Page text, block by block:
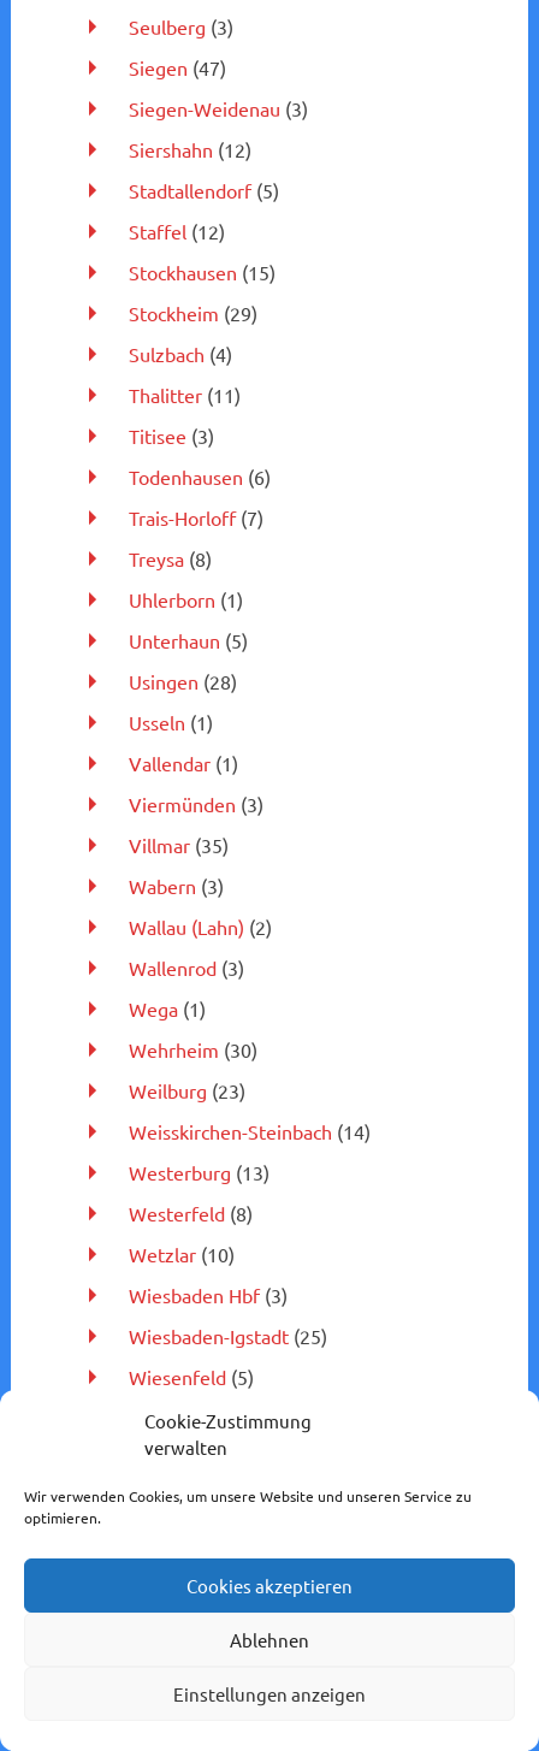
Cookie-Zustimmung
verwalten
Wir verwenden Cookies, um unsere Website und unseren Service zu
optimieren.
Cookies akzeptieren
Ablehnen
Einstellungen anzeigen
Seulberg (3)
Siegen (47)
Siegen-Weidenau (3)
Siershahn (12)
Stadtallendorf(5)
Staffel(12)
Stockhausen (15)
Stockheim (29)
Sulzbach (4)
Thalitter(11)
Titisee (3)
Todenhausen (6)
Trais-Horloff(7)
Treysa(8)
Uhlerborn (1)
Unterhaun (5)
Usingen (28)
Usseln (1)
Vallendar(1)
Viermünden (3)
Villmar(35)
Wabern (3)
Wallau (Lahn) (2)
Wallenrod(3)
Wega(1)
Wehrheim (30)
Weilburg (23)
Weisskirchen-Steinbach (14)
Westerburg (13)
Westerfeld(8)
Wetzlar(10)
Wiesbaden Hbf(3)
Wiesbaden-Igstadt(25)
Wiesenfeld(5)
Wilhelmsdorf(5)
Willingen(3)
Wilsenroth(14)
Wirtheim(7)
Worms(6)